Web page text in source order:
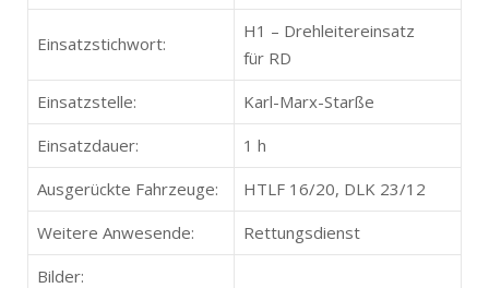
Einsatzstichwort:
H1 – Drehleitereinsatz
für RD
Einsatzstelle:
Karl-Marx-Starße
Einsatzdauer:
1 h
Ausgerückte Fahrzeuge:
HTLF 16/20, DLK 23/12
Weitere Anwesende:
Rettungsdienst
Bilder: